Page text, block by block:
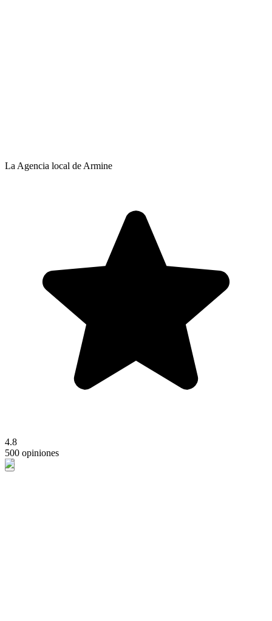
La Agencia local de Armine
4.8
500 opiniones